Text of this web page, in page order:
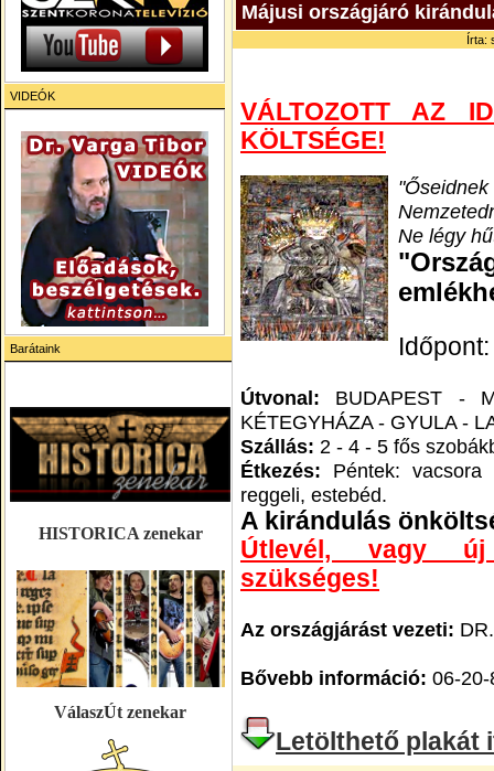
VIDEÓK
Barátaink
HISTORICA zenekar
VálaszÚt zenekar
Májusi országjáró
Írta:
VÁLTOZOTT AZ
KÖLTSÉGE!
Ne légy
Útvonal: BUDAPEST -
KÉTEGYHÁZA - GYULA -
Szállás: 2 - 4 - 5 fős
Étkezés: Péntek: vacsora
reggeli, estebéd.
A kirándulás
Útlevél, vagy új
szükséges!
Az országjárást vezeti:
Bővebb információ: 06-
Letölthető plakát